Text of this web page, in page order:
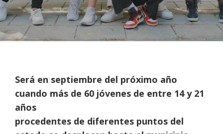
Será en septiembre del próximo año
cuando más de 60 jóvenes de entre 14 y 21
años
procedentes de diferentes puntos del